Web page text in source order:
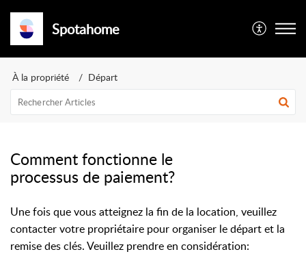
Spotahome
À la propriété Départ
Comment fonctionne le
processus de paiement?
Une fois que vous atteignez la fin de la location, veuillez
contacter votre propriétaire pour organiser le départ et la
remise des clés. Veuillez prendre en considération: